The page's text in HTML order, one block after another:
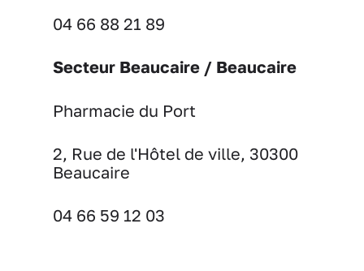
04 66 88 21 89
Secteur Beaucaire / Beaucaire
Pharmacie du Port
2, Rue de l'Hôtel de ville, 30300
Beaucaire
04 66 59 12 03